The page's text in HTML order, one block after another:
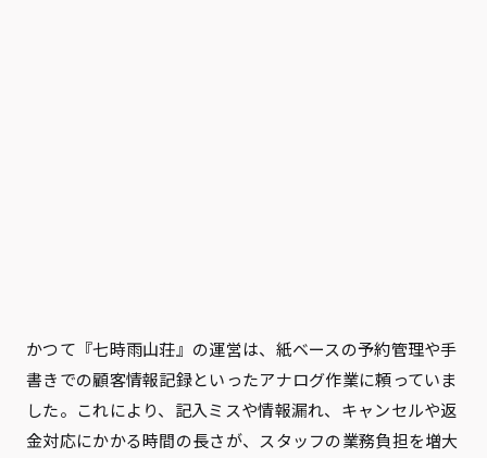
かつて『七時雨山荘』の運営は、紙ベースの予約管理や手
書きでの顧客情報記録といったアナログ作業に頼っていま
した。これにより、記入ミスや情報漏れ、キャンセルや返
金対応にかかる時間の長さが、スタッフの業務負担を増大